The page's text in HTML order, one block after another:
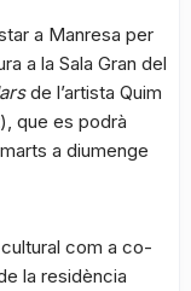
a Manresa per
a la Sala Gran del
de l’artista Quim
que es podrà
a diumenge
com a co-
la residència